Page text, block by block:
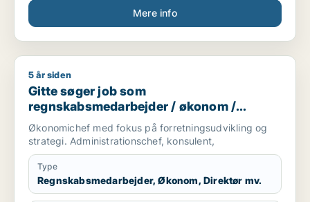
Mere info
Gitte søger job som regnskabsmedarbejder / økonom /
5 år siden
Gitte søger job som
regnskabsmedarbejder / økonom /
direktør / hr-chef / lønspecialist
Økonomichef med fokus på forretningsudvikling og
strategi. Administrationschef, konsulent,
Type
Regnskabsmedarbejder, Økonom, Direktør mv.